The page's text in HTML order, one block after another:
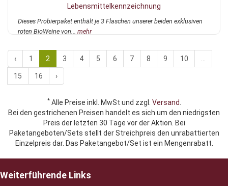
Lebensmittelkennzeichnung
Dieses Probierpaket enthält je 3 Flaschen unserer beiden exklusiven
roten BioWeine von... mehr
‹ 1 2 3 4 5 6 7 8 9 10 ...
15 16 ›
*Alle Preise inkl. MwSt und zzgl. Versand.
Bei den gestrichenen Preisen handelt es sich um den niedrigsten
Preis der letzten 30 Tage vor der Aktion. Bei
Paketangeboten/Sets stellt der Streichpreis den unrabattierten
Einzelpreis dar. Das Paketangebot/Set ist ein Mengenrabatt.
Weiterführende Links